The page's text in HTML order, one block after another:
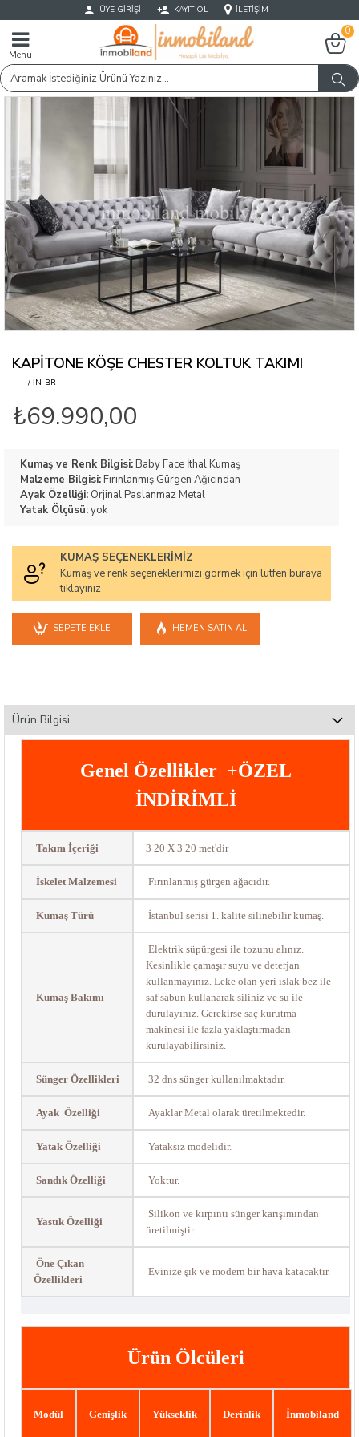
ÜYE GIRIŞI KAYIT OL İLETIŞIM
Menü
0
KAPITONE KÖŞE CHESTER KOLTUK TAKIMI
/ IN-BR
KUMAŞ SEÇENEKLERIMIZ
Kumaş ve renk seçeneklerimizi görmek için lütfen buraya
tıklayınız
Kumaş ve Renk Bilgisi: Baby Face İthal Kumaş
Malzeme Bilgisi: Fırınlanmış Gürgen Ağıcından
Ayak Özelliği: Orjinal Paslanmaz Metal
Yatak Ölçüsü:yok
₺69.990,00
SEPETE EKLE HEMEN SATIN AL
Ürün Bilgisi
Genel Özellikler +ÖZEL
İNDİRİMLİ
Takım İçeriği 3 20 X 3 20 met'dir
İskelet Malzemesi Fırınlanmış gürgen ağacıdır.
Kumaş Türü İstanbul serisi 1. kalite silinebilir kumaş.
Kumaş Bakımı
Elektrik süpürgesi ile tozunu alınız.
Kesinlikle çamaşır suyu ve deterjan
kullanmayınız. Leke olan yeri ıslak bez ile
saf sabun kullanarak siliniz ve su ile
durulayınız. Gerekirse saç kurutma
makinesi ile fazla yaklaştırmadan
kurulayabilirsiniz.
Sünger Özellikleri 32 dns sünger kullanılmaktadır.
Ayak Özelliği Ayaklar Metal olarak üretilmektedir.
Yatak Özelliği Yataksız modelidir.
Sandık Özelliği Yoktur.
Yastık Özelliği
Silikon ve kırpıntı sünger karışımından
üretilmiştir.
Öne Çıkan
Özellikleri
Evinize şık ve modern bir hava katacaktır.
Ürün Ölcüleri
Modül Genişlik Yükseklik Derinlik İnmobiland